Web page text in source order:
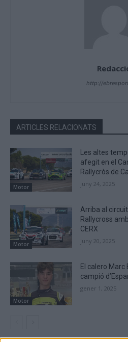
http://
ARTICLES RELACIONATS
Motor
Les altes
afegit en el
Rallycròs de
juny 24, 2025
Motor
Arriba al
Rallycross
CERX
juny 20, 2025
Motor
El calero
campió
gener 1, 2025